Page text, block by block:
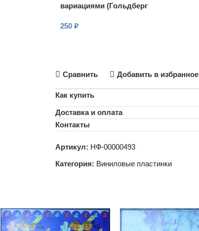
вариациями (Гольдберг
250 ₽
Сравнить Добавить в избранное
Как купить
Доставка и оплата
Контакты
Артикул: НФ-00000493
Категория: Виниловые пластинки